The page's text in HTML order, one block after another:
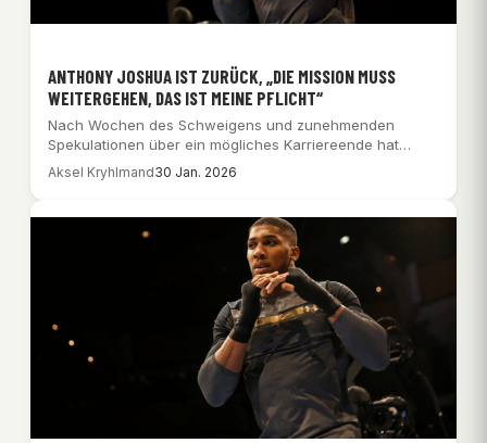
ANTHONY JOSHUA IST ZURÜCK, „DIE MISSION MUSS
WEITERGEHEN, DAS IST MEINE PFLICHT“
Nach Wochen des Schweigens und zunehmenden
Spekulationen über ein mögliches Karriereende hat
Anthony Joshua erstmals…
Aksel Kryhlmand30 Jan. 2026